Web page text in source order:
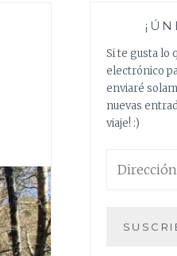
Si te gusta lo
electrónico
enviaré
nuevas
viaje! :)
de